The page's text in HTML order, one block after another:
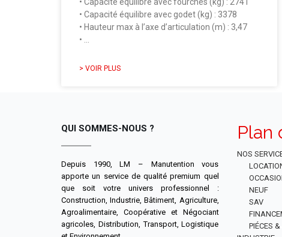
• Capacité équilibre avec fourches (kg) : 2741
• Capacité équilibre avec godet (kg) : 3378
• Hauteur max à l’axe d’articulation (m) : 3,47
• …
> VOIR PLUS
QUI SOMMES-NOUS ?
Depuis 1990, LM – Manutention vous
apporte un service de qualité premium quel
que soit votre univers professionnel :
Construction, Industrie, Bâtiment, Agriculture,
Agroalimentaire, Coopérative et Négociant
agricoles, Distribution, Transport, Logistique
Plan
NOS
NEUF
SAV
PIÉCES